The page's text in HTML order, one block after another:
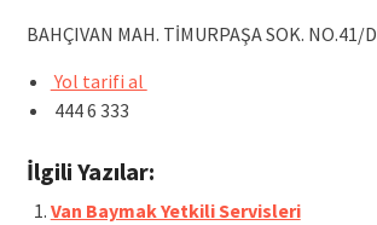
BAHÇIVAN MAH. TİMURPAŞA SOK. NO.41/D
Yol tarifi al
444 6 333
İlgili Yazılar:
Van Baymak Yetkili Servisleri